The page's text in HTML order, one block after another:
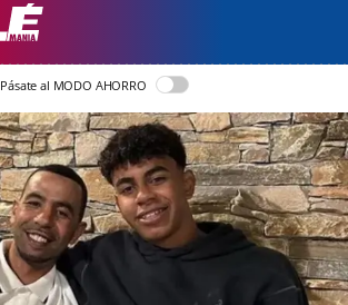
Pásate al MODO AHORRO